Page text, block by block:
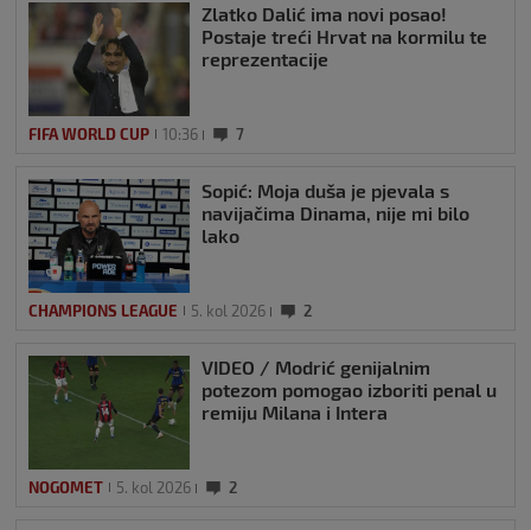
Zlatko Dalić ima novi posao!
Postaje treći Hrvat na kormilu te
reprezentacije
FIFA WORLD CUP 10:36 7
Sopić: Moja duša je pjevala s
navijačima Dinama, nije mi bilo
lako
CHAMPIONS LEAGUE 5. kol 2026 2
VIDEO / Modrić genijalnim
potezom pomogao izboriti penal u
remiju Milana i Intera
NOGOMET 5. kol 2026 2